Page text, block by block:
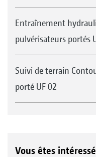
Entraînement
pulvérisateurs portés
Suivi de terrain
porté UF 02
Vous êtes